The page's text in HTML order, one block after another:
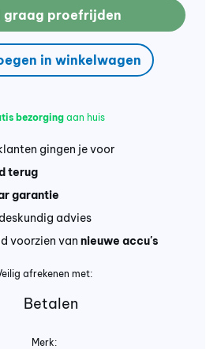
graag proefrijden
in winkelwagen
bezorgingaan huis
gingen je voor
terug
garantie
advies
voorzien van nieuwe accu's
afrekenen met:
Merk: